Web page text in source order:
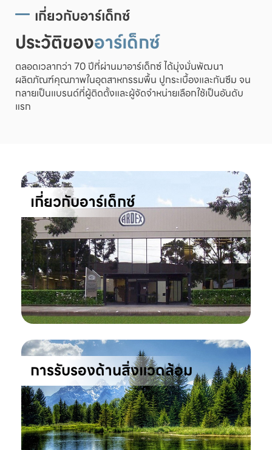
เกี่ยวกับอาร์เด็กซ์
ประวัติของอาร์เด็กซ์
ตลอดเวลากว่า 70 ปีที่ผ่านมาอาร์เด็กซ์ ได้มุ่งมั่นพัฒนา
ผลิตภัณฑ์คุณภาพในอุตสาหกรรมพื้น ปูกระเบื้องและกันซึม จน
กลายเป็นแบรนด์ที่ผู้ติดตั้งและผู้จัดจำหน่ายเลือกใช้เป็นอันดับ
แรก
เกี่ยวกับอาร์เด็กซ์
การรับรองด้านสิ่งแวดล้อม